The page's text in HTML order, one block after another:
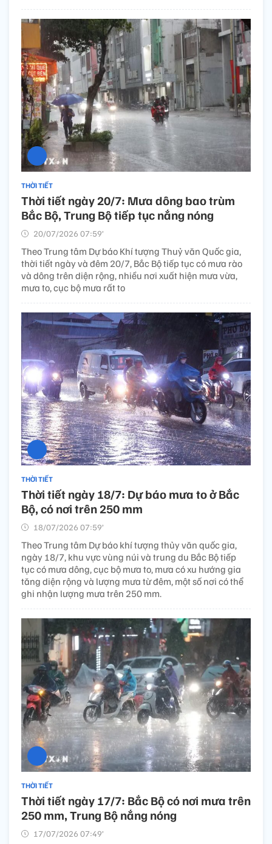
THỜI TIẾT
Thời tiết ngày 20/7: Mưa dông bao trùm
Bắc Bộ, Trung Bộ tiếp tục nắng nóng
20/07/2026 07:59’
Theo Trung tâm Dự báo Khí tượng Thuỷ văn Quốc gia,
thời tiết ngày và đêm 20/7, Bắc Bộ tiếp tục có mưa rào
và dông trên diện rộng, nhiều nơi xuất hiện mưa vừa,
mưa to, cục bộ mưa rất to
THỜI TIẾT
Thời tiết ngày 18/7: Dự báo mưa to ở Bắc
Bộ, có nơi trên 250 mm
18/07/2026 07:59’
Theo Trung tâm Dự báo khí tượng thủy văn quốc gia,
ngày 18/7, khu vực vùng núi và trung du Bắc Bộ tiếp
tục có mưa dông, cục bộ mưa to, mưa có xu hướng gia
tăng diện rộng và lượng mưa từ đêm, một số nơi có thể
ghi nhận lượng mưa trên 250 mm.
THỜI TIẾT
Thời tiết ngày 17/7: Bắc Bộ có nơi mưa trên
250 mm, Trung Bộ nắng nóng
17/07/2026 07:49’